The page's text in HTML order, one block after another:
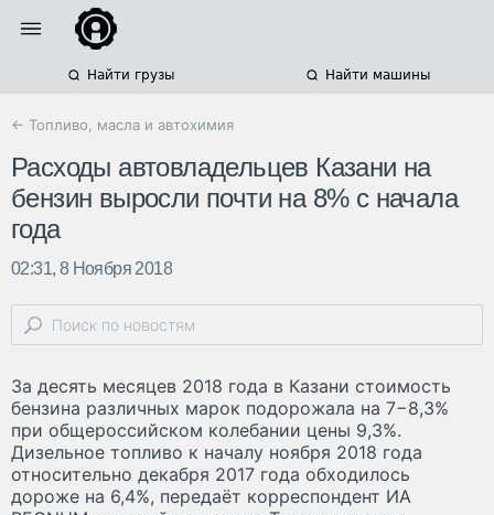
Найти грузы Найти машины
← Топливо, масла и автохимия
Расходы автовладельцев Казани на
бензин выросли почти на 8% с начала
года
02:31, 8 Ноября 2018
За десять месяцев 2018 года в Казани стоимость
бензина различных марок подорожала на 7−8,3%
при общероссийском колебании цены 9,3%.
Дизельное топливо к началу ноября 2018 года
относительно декабря 2017 года обходилось
дороже на 6,4%, передаёт корреспондент ИА